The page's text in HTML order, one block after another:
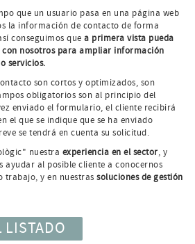
que un usuario pasa en una página web
la información de contacto de forma
conseguimos que a primera vista pueda
nosotros para ampliar información
servicios.
son cortos y optimizados, son
obligatorios son al principio del
enviado el formulario, el cliente recibirá
el que se indique que se ha enviado
se tendrá en cuenta su solicitud.
nuestra experiencia en el sector, y
ayudar al posible cliente a conocernos
trabajo, y en nuestras soluciones de gestión
LISTADO